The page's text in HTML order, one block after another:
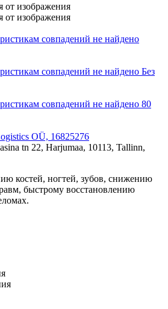
от изображения
от изображения
совпадений не найдено
совпадений не найдено Без
совпадений не найдено 80
OÜ, 16825276
tn 22, Harjumaa, 10113, Tallinn,
костей, ногтей, зубов, снижению
быстрому восстановлению